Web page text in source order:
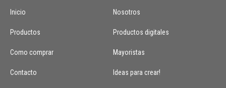
Inicio Nosotros
Productos Productos digitales
Como comprar Mayoristas
Contacto Ideas para crear!